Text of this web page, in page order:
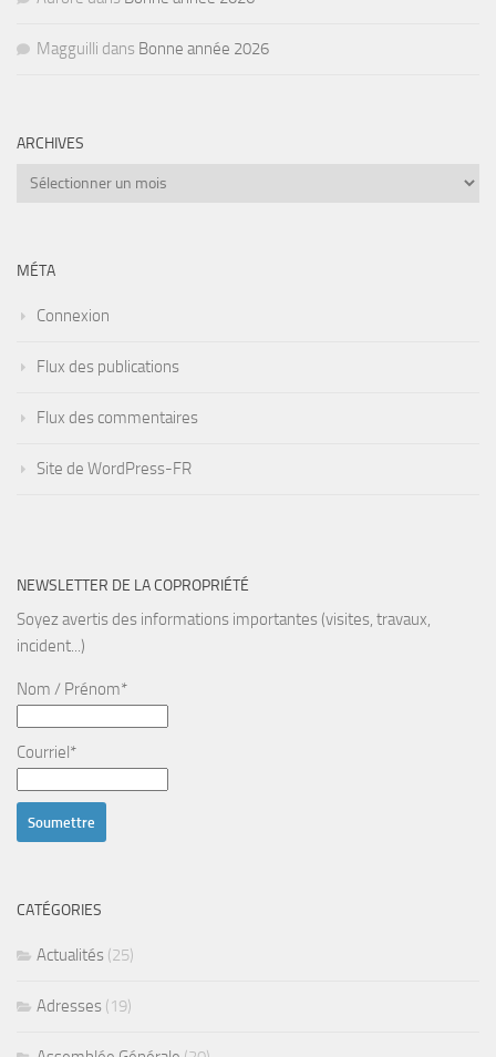
Magguilli dans Bonne année 2026
ARCHIVES
Archives
MÉTA
Connexion
Flux des publications
Flux des commentaires
Site de WordPress-FR
NEWSLETTER DE LA COPROPRIÉTÉ
Soyez avertis des informations importantes (visites, travaux,
incident...)
Nom / Prénom*
Courriel*
CATÉGORIES
Actualités (25)
Adresses (19)